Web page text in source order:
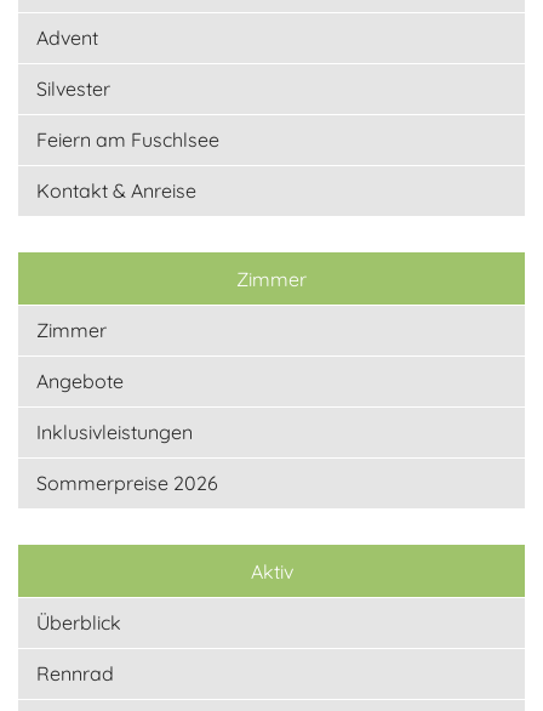
Advent
Silvester
Feiern am Fuschlsee
Kontakt & Anreise
Zimmer
Zimmer
Angebote
Inklusivleistungen
Sommerpreise 2026
Aktiv
Überblick
Rennrad